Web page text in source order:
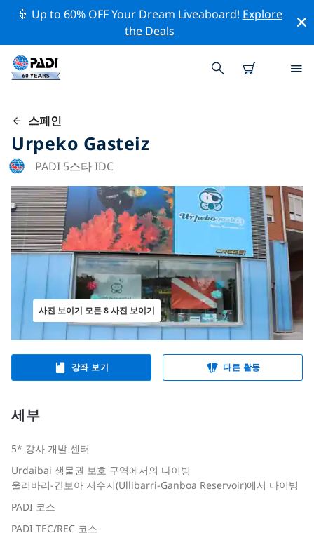
🚢 Up to 60% OFF Your Dream Liveaboard! Explore
the Deals
스페인
Urpeko Gasteiz
PADI 5스타 IDC
사진 보이기 모든 8 사진 보이기
강좌 보기 다른 활동
세부
5* 강사 개발 센터
Urdaibai 생물권 보호 구역에서의 다이빙
울리바리-간보아 저수지(Ullibarri-Ganboa Reservoir)에서 다이빙
PADI 코스
PADI TEC/REC 코스